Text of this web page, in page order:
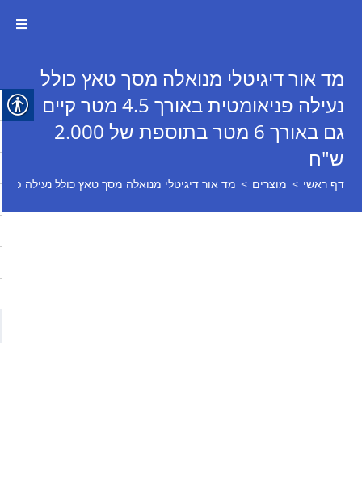
מד אור דיגיטלי מנואלה מסך טאץ כולל
נעילה פניאומטית באורך 4.5 מטר קיים
גם באורך 6 מטר בתוספת של 2.000
ש"ח
דף ראשי > מוצרים > מד אור דיגיטלי מנואלה מסך טאץ כולל נעילה פניאומטית באורך 4.5 מטר קיים גם באורך